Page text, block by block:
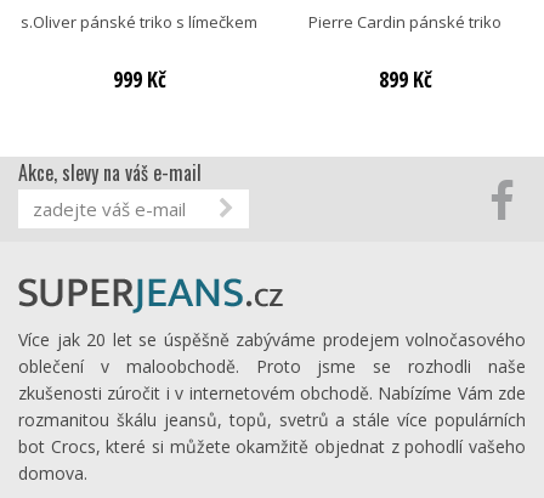
s.Oliver pánské triko s límečkem
999 Kč
Pierre Cardin pánské triko
899 Kč
Akce, slevy na váš e-mail
Více jak 20 let se úspěšně zabýváme prodejem volnočasového
oblečení v maloobchodě. Proto jsme se rozhodli naše
zkušenosti zúročit i v internetovém obchodě. Nabízíme Vám zde
rozmanitou škálu jeansů, topů, svetrů a stále více populárních
bot Crocs, které si můžete okamžitě objednat z pohodlí vašeho
domova.